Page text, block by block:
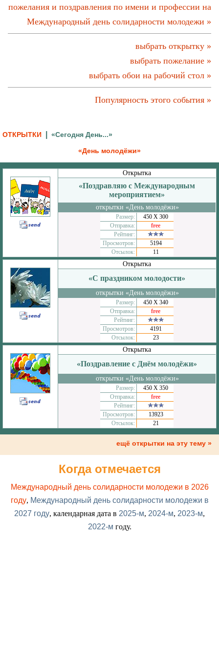
пожелания и поздравления по имени и профессии на
Международный день солидарности молодежи »
выбрать открытку »
выбрать пожелание »
выбрать обои на рабочий стол »
Популярность этого события »
ОТКРЫТКИ «Сегодня День...»
«День молодёжи»
Открытка
«Поздравляю с Международным
мероприятием»
открытки «День молодёжи»
Размер:
450 Х 300
Отправка:
free
Рейтинг:
Просмотров:
5194
Отсылок:
11
Открытка
«С праздником молодости»
открытки «День молодёжи»
Размер:
450 Х 340
Отправка:
free
Рейтинг:
Просмотров:
4191
Отсылок:
23
Открытка
«Поздравление с Днём молодёжи»
открытки «День молодёжи»
Размер:
450 Х 350
Отправка:
free
Рейтинг:
Просмотров:
13923
Отсылок:
21
ещё открытки на эту тему »
Когда отмечается
Международный день солидарности молодежи в 2026
году, Международный день солидарности молодежи в
2027 году, календарная дата в 2025-м, 2024-м, 2023-м,
2022-м году.